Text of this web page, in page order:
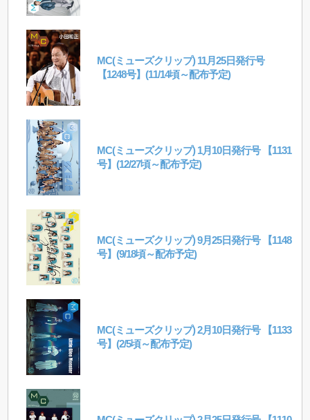
MC(ミューズクリップ) 11月25日発行号
【1248号】(11/14頃～配布予定)
MC(ミューズクリップ) 1月10日発行号 【1131
号】(12/27頃～配布予定)
MC(ミューズクリップ) 9月25日発行号 【1148
号】(9/18頃～配布予定)
MC(ミューズクリップ) 2月10日発行号 【1133
号】(2/5頃～配布予定)